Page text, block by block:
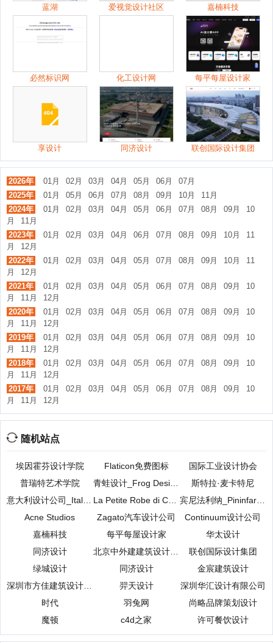
蓝湖 爱视觉设计社区 嘉楠科技
必然标识网 化工设计网 每平每屋设计家
享设计 同济设计 联创国际设计集团
2026年 01月 02月 03月 04月 05月 06月
07月
2025年
01月 05月 06月 07月 08月 09月 10月
11月
2024年
01月 02月 03月 04月 05月 06月 07月 08月 09月
10
月
11月
2023年
01月 02月 03月 04月 06月 07月 08月 09月 10月
11
月
12月
2022年
01月 02月 03月 04月 05月 07月 08月 09月 10月
11
月
12月
2021年
01月 02月 03月 04月 05月 06月 07月 08月 09月
10
月
11月
12月
2020年
01月 02月 03月 04月 05月 06月 07月 08月 09月
10
月
11月
12月
2019年
01月 02月 03月 04月 05月 06月 07月 08月 09月
10
月
11月
12月
2018年
01月 02月 03月 04月 05月 06月 07月 08月 09月
10
月
11月
12月
2017年
01月 02月 03月 04月 05月 06月 07月 08月 09月
10
月
11月 12月
随机站点
埃因霍芬设计学院 Flaticon免费图标
国际工业设计协会
普瑞特艺术学院
青蛙设计_Frog Design
斯特拉·麦卡特尼
La Petite Robe di Chiara Boni购物
宾尼法利纳_Pininfarina
Acne Studios
Zagato汽车设计公司
Continuum设计公司
嘉楠科技
每平每屋设计家
华太设计
同济设计
北京中外建建筑设计有限公司
联创国际设计集团
绿城设计
同济设计
金宸建筑设计
羿天设计
深圳华汇设计有限公司
时代
羽兔网
尚略品牌策划设计
魔顿
c4d之家 许可餐饮设计